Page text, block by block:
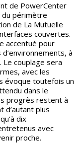
du périmètre
de La Mutuelle
couvertes.
accentué pour
à
Le couplage sera
avec les
évoque toutefois un
dans le
progrès restent à
d’autant plus
dix
avec
proche.